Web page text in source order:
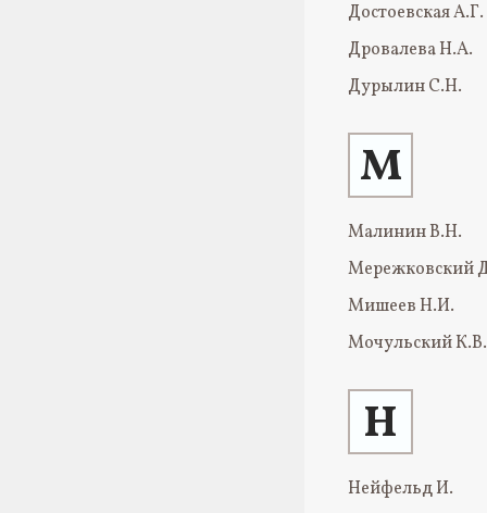
Достоевская А.Г.
Дровалева Н.А.
Дурылин С.Н.
М
Малинин В.Н.
Мережковский
Мишеев Н.И.
Мочульский К.В.
Н
Нейфельд И.